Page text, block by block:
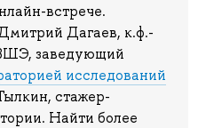
встрече.
Дагаев, к.ф.-
заведующий
исследований
стажер-
Найти более